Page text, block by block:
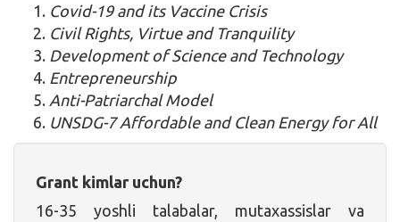
Covid-19 and its Vaccine Crisis
Civil Rights, Virtue and Tranquility
Development of Science and Technology
Entrepreneurship
Anti-Patriarchal Model
UNSDG-7 Affordable and Clean Energy for All
Grant kimlar uchun?
16-35 yoshli talabalar, mutaxassislar va